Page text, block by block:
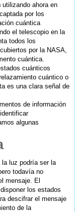
utilizando ahora en
por los
cuántica
el telescopio en la
todos los
por la NASA,
cuántica.
cuánticos
cuántico o
es una clara señal de
de información
algunas
la luz podría ser la
todavía no
mensaje. El
los estados
descifrar el mensaje
de la